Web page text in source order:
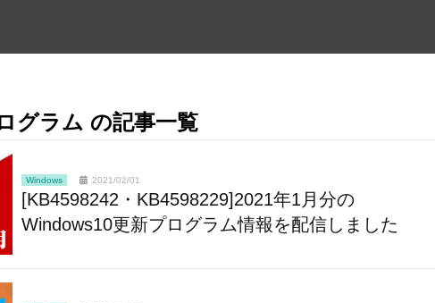
グラム の記事一覧
Windows 2021/02/01
[KB4598242・KB4598229]2021年1月分の
Windows10更新プログラム情報を配信しました